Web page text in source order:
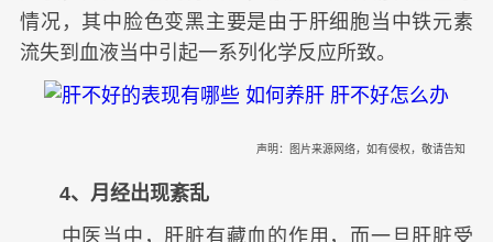
情况，其中脸色变黑主要是由于肝细胞当中铁元素
流失到血液当中引起一系列化学反应所致。
声明：图片来源网络，如有侵权，敬请告知
4、月经出现紊乱
中医当中，肝脏有藏血的作用，而一旦肝脏受